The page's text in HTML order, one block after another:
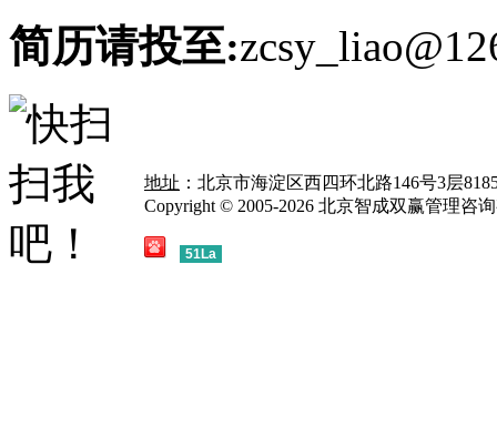
简历请投至:
地址 ：北京市海淀区西四环北路146号3层
Copyright © 2005-2026 北京智成双赢管理咨
51La